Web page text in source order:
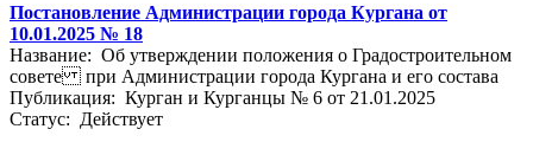
Постановление Администрации города Кургана от
10.01.2025 № 18
Название: Об утверждении положения о Градостроительном
совете при Администрации города Кургана и его состава
Публикация: Курган и Курганцы № 6 от 21.01.2025
Статус: Действует